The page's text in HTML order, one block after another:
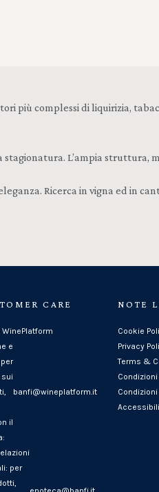
più complessi di liquirizia,
L’ampia
Ricerca in vigna ed in
CARE
WinePlatform
e
sui
il
banfi@wineplatform.it
per
NOTE
Cookie
Privacy
Terms &